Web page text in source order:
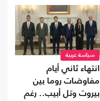
سياسة عربية
انتهاء ثاني أيام
مفاوضات روما بين
بيروت وتل أبيب.. رغم